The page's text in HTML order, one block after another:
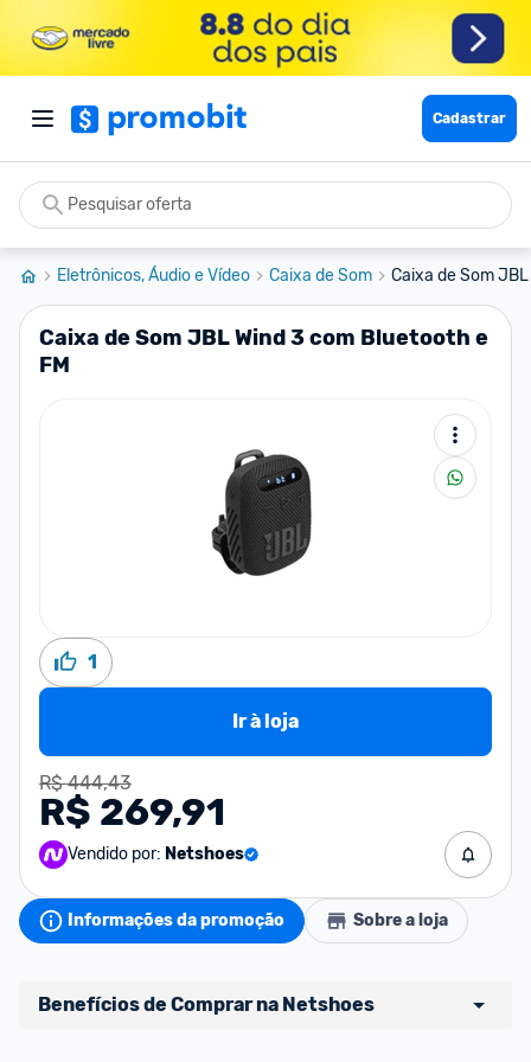
Cadastrar
Eletrônicos, Áudio e Vídeo Caixa de Som Caixa de Som
Caixa de Som JBL Wind 3 com Bluetooth e
FM
1
Ir à loja
R$ 444,43
R$ 269,91
Vendido por: Netshoes
Informações da promoção Sobre a loja
Benefícios de Comprar na Netshoes